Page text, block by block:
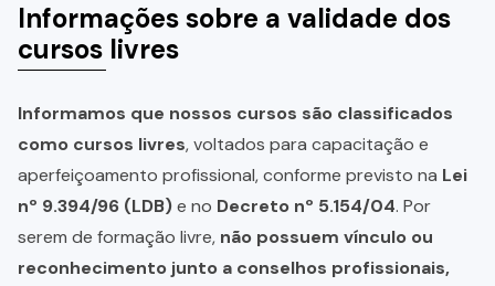
Informações sobre a validade dos
cursos livres
Informamos que nossos cursos são classificados
como cursos livres, voltados para capacitação e
aperfeiçoamento profissional, conforme previsto na Lei
nº 9.394/96 (LDB)e no Decreto nº 5.154/04. Por
serem de formação livre, não possuem vínculo ou
reconhecimento junto a conselhos profissionais,